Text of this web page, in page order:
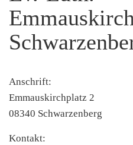
Anschrift:
Emmauskirchplatz 2
08340 Schwarzenberg
Kontakt: